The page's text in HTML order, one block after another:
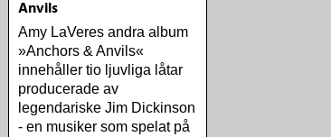
Anvils
Amy LaVeres andra album
»Anchors & Anvils«
innehåller tio ljuvliga låtar
producerade av
legendariske Jim Dickinson
- en musiker som spelat på